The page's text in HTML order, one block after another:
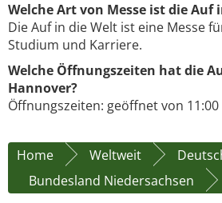
Welche Art von Messe ist die Auf
Die Auf in die Welt ist eine Messe
Studium und Karriere.
Welche Öffnungszeiten hat die
Hannover?
Öffnungszeiten: geöffnet von
Home Weltweit
Bundesland Niedersachsen